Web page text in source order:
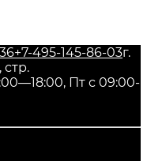
+7-495-145-86-03г.
Пт с 09:00-